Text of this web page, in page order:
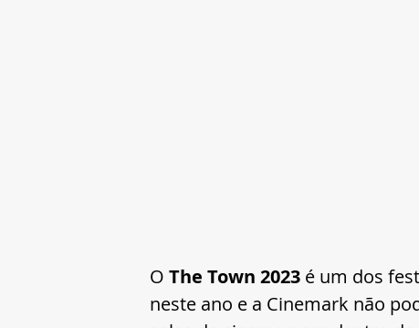
O The Town 2023 é um dos
neste ano e a Cinemark não